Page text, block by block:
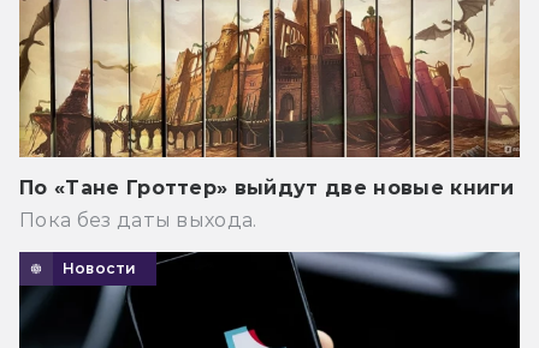
По «Тане Гроттер» выйдут две новые книги
Пока без даты выхода.
Новости